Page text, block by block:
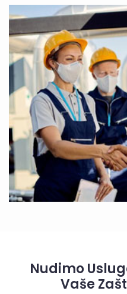
Nudimo
Vaše